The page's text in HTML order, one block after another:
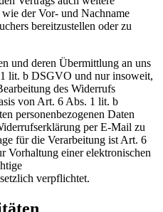
der Vor- und Nachname
bereitzustellen oder zu
und deren Übermittlung an uns
lit. b DSGVO und nur insoweit,
des Widerrufs
von Art. 6 Abs. 1 lit. b
personenbezogenen Daten
per E-Mail zu
für die Verarbeitung ist Art. 6
einer elektronischen
verpflichtet.